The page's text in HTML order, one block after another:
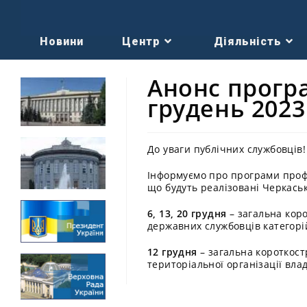
Новини Центр Діяльність
Анонс
грудень
До уваги публічних службовців!
Інформуємо про програми
що будуть реалізовані
6, 13, 20 грудня – загальна
державних службовців
12 грудня – загальна
територіальної організації